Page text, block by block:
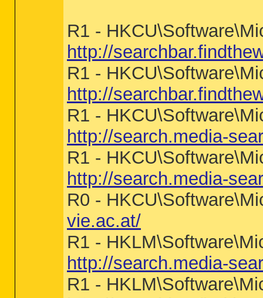
R1 -
http://
R1 -
http://
R1 -
http://search.media-
R1 -
http://search.media-
R0 -
vie.ac.at/
R1 -
http://search.media-
R1 -